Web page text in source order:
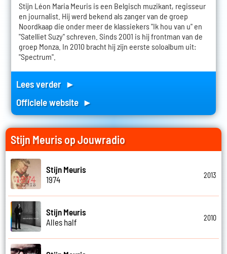
Stijn Léon Maria Meuris is een Belgisch muzikant, regisseur
en journalist. Hij werd bekend als zanger van de groep
Noordkaap die onder meer de klassiekers "Ik hou van u" en
"Satelliet Suzy" schreven. Sinds 2001 is hij frontman van de
groep Monza. In 2010 bracht hij zijn eerste soloalbum uit:
"Spectrum".
Lees verder ►
Officiele website ►
Stijn Meuris op Jouwradio
Stijn Meuris
1974
2013
Stijn Meuris
Alles half
2010